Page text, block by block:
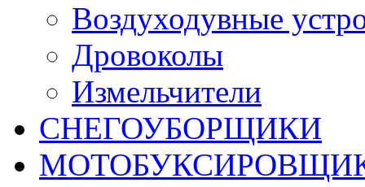
Воздуходувные
Дровоколы
Измельчители
СНЕГОУБОРЩИКИ